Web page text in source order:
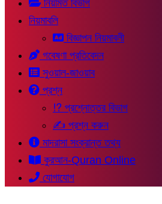
নিয়মিত বিভাগ
নিয়মাবলি
বিজ্ঞাপন নিয়মাবলী
গবেষণা প্রতিবেদন
সুওয়াল-জাওয়াব
প্রশ্ন
⁉ প্রশ্নোত্তর বিভাগ
✍ প্রশ্ন করুন
মাদরাসা সংক্রান্ত তথ্য
কুরআন-Quran Online
যোগাযোগ